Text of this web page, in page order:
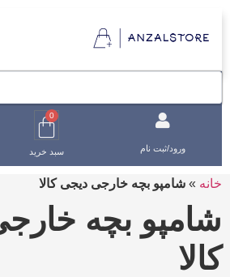
ورود/ثبت نام
0
سبد خرید
خانه » شامپو بچه خارجی دیجی کالا
شامپو بچه
کالا